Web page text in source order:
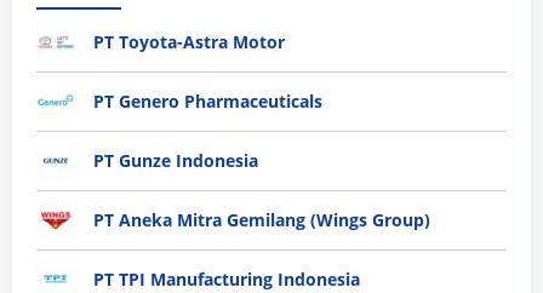
PT Toyota-Astra Motor
PT Genero Pharmaceuticals
PT Gunze Indonesia
PT Aneka Mitra Gemilang (Wings Group)
PT TPI Manufacturing Indonesia